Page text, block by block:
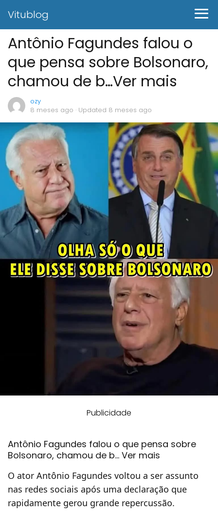
Vitublog
Antônio Fagundes falou o
que pensa sobre Bolsonaro,
chamou de b…Ver mais
ozy
8 meses ago · Updated 8 meses ago
Publicidade
Antônio Fagundes falou o que pensa sobre
Bolsonaro, chamou de b... Ver mais
O ator Antônio Fagundes voltou a ser assunto
nas redes sociais após uma declaração que
rapidamente gerou grande repercussão.